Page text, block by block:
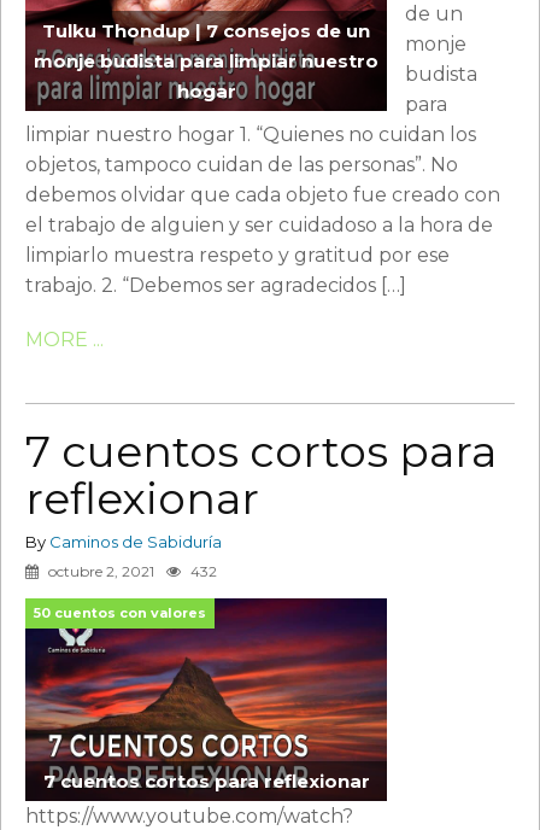
Tulku Thondup | 7 consejos de un
monje budista para limpiar nuestro
hogar
de un
monje
budista
para
limpiar nuestro hogar 1. “Quienes no cuidan los
objetos, tampoco cuidan de las personas”. No
debemos olvidar que cada objeto fue creado con
el trabajo de alguien y ser cuidadoso a la hora de
limpiarlo muestra respeto y gratitud por ese
trabajo. 2. “Debemos ser agradecidos […]
MORE ...
7 cuentos cortos para
reflexionar
By Caminos de Sabiduría
octubre 2, 2021 432
50 cuentos con valores
7 cuentos cortos para reflexionar
https://www.youtube.com/watch?